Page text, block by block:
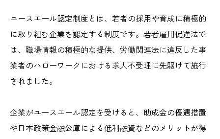
ユースエール認定制度とは、若者の採用や育成に積極的
に取り組む企業を認定する制度です。若者雇用促進法で
は、職場情報の積極的な提供、労働関連法に違反した事
業者のハローワークにおける求人不受理に先駆けて施行
されました。
企業がユースエール認定を受けると、助成金の優遇措置
や日本政策金融公庫による低利融資などのメリットが得